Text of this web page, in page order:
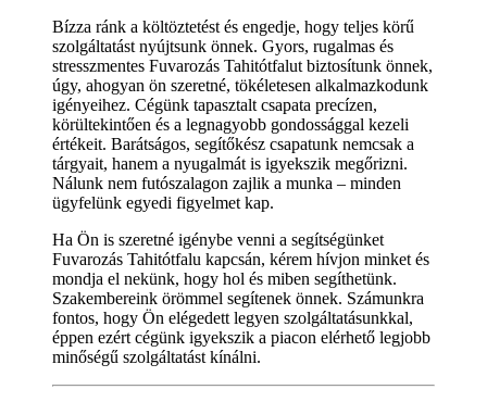
Bízza ránk a költöztetést és engedje, hogy teljes körű
szolgáltatást nyújtsunk önnek. Gyors, rugalmas és
stresszmentes Fuvarozás Tahitótfalut biztosítunk önnek,
úgy, ahogyan ön szeretné, tökéletesen alkalmazkodunk
igényeihez. Cégünk tapasztalt csapata precízen,
körültekintően és a legnagyobb gondossággal kezeli
értékeit. Barátságos, segítőkész csapatunk nemcsak a
tárgyait, hanem a nyugalmát is igyekszik megőrizni.
Nálunk nem futószalagon zajlik a munka – minden
ügyfelünk egyedi figyelmet kap.
Ha Ön is szeretné igénybe venni a segítségünket
Fuvarozás Tahitótfalu kapcsán, kérem hívjon minket és
mondja el nekünk, hogy hol és miben segíthetünk.
Szakembereink örömmel segítenek önnek. Számunkra
fontos, hogy Ön elégedett legyen szolgáltatásunkkal,
éppen ezért cégünk igyekszik a piacon elérhető legjobb
minőségű szolgáltatást kínálni.